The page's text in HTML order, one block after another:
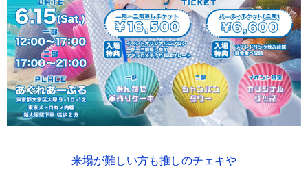
来場が難しい方も推しのチェキや